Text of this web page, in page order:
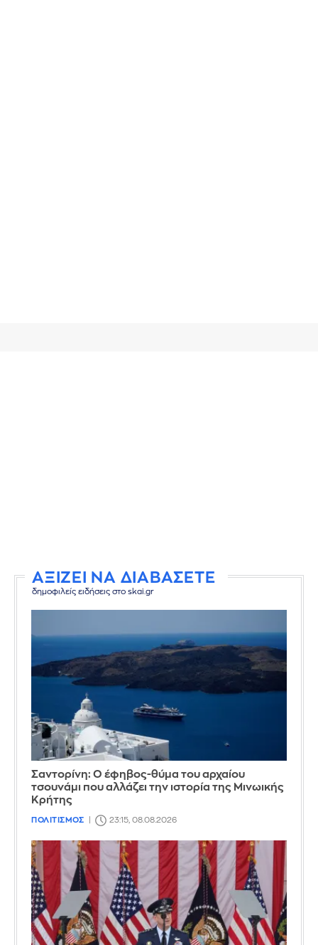
ΑΞΙΖΕΙ ΝΑ ΔΙΑΒΑΣΕΤΕ
δημοφιλείς ειδήσεις στο skai.gr
Σαντορίνη: Ο έφηβος-θύμα του αρχαίου
τσουνάμι που αλλάζει την ιστορία της Μινωικής
Κρήτης
ΠΟΛΙΤΙΣΜΟΣ 23:15, 08.08.2026